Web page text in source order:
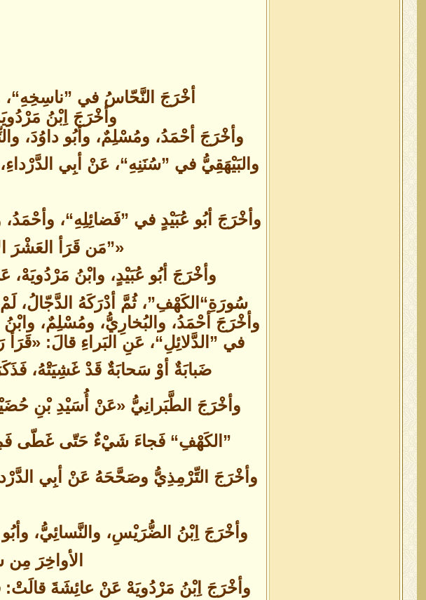
أخْرَجَ النَّحّاسُ في
وأخْرَجَ اِبْنُ
وأخْرَجَ أحْمَدُ، ومُسْلِمٌ، وأبُو داوُدَ،
والبَيْهَقِيُّ في ”سُنَنِهِ“، عَنْ أبِي
وأخْرَجَ أبُو عُبَيْدٍ في ”فَضائِلِهِ“،
«”مَن قَرَأ العَشْرَ
وأخْرَجَ أبُو عُبَيْدٍ، وابْنُ
سُورَةِ“الكَهْفِ”، ثُمَّ أدْرَكَهُ الدَّجّالُ،
وأخْرَجَ أحْمَدُ، والبُخارِيُّ، ومُسْلِمٌ، وابْنُ
ضَبابَةٌ أوْ سَحابَةٌ قَدْ غَشِيَتْهُ،
وأخْرَجَ الطَّبَرانِيُّ «عَنْ أُسَيْدِ بْنِ
”الكَهْفِ“ فَجاءَ شَيْءٌ حَتّى غَطّى
وأخْرَجَ التِّرْمِذِيُّ وصَحَّحَهُ عَنْ أبِي
وأخْرَجَ اِبْنُ الضُّرَيْسِ، والنَّسائِيُّ،
الأواخِرَ
وأخْرَجَ اِبْنُ مَرْدُويَهْ عَنْ عائِشَةَ